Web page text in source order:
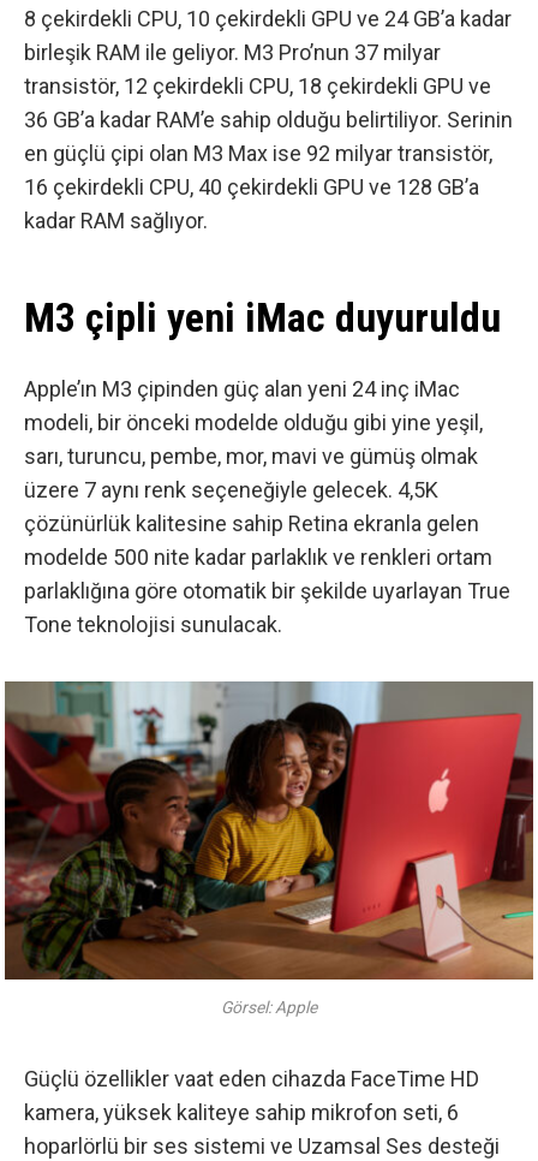
8 çekirdekli CPU, 10 çekirdekli GPU ve 24 GB’a kadar
birleşik RAM ile geliyor. M3 Pro’nun 37 milyar
transistör, 12 çekirdekli CPU, 18 çekirdekli GPU ve
36 GB’a kadar RAM’e sahip olduğu belirtiliyor. Serinin
en güçlü çipi olan M3 Max ise 92 milyar transistör,
16 çekirdekli CPU, 40 çekirdekli GPU ve 128 GB’a
kadar RAM sağlıyor.
M3 çipli yeni iMac duyuruldu
Apple’ın M3 çipinden güç alan yeni 24 inç iMac
modeli, bir önceki modelde olduğu gibi yine yeşil,
sarı, turuncu, pembe, mor, mavi ve gümüş olmak
üzere 7 aynı renk seçeneğiyle gelecek. 4,5K
çözünürlük kalitesine sahip Retina ekranla gelen
modelde 500 nite kadar parlaklık ve renkleri ortam
parlaklığına göre otomatik bir şekilde uyarlayan True
Tone teknolojisi sunulacak.
Görsel: Apple
Güçlü özellikler vaat eden cihazda FaceTime HD
kamera, yüksek kaliteye sahip mikrofon seti, 6
hoparlörlü bir ses sistemi ve Uzamsal Ses desteği